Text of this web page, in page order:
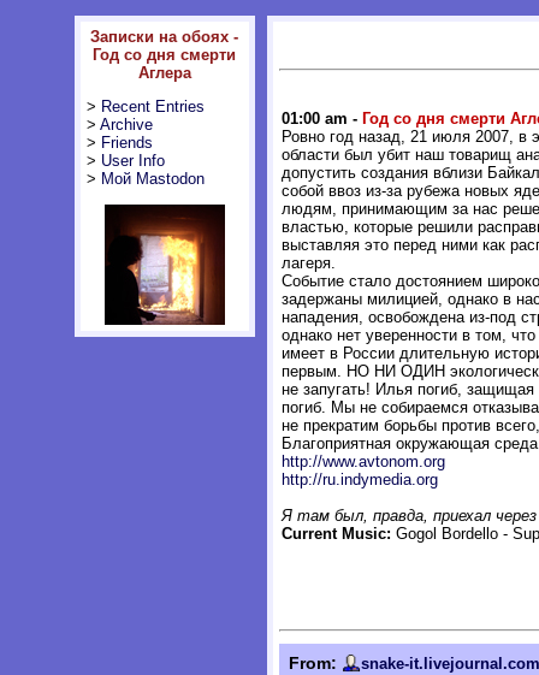
Записки на обоях -
Год со дня смерти
Аглера
> Recent Entries
> Archive
> Friends
> User Info
> Мой Mastodon
01:00 am - Год со дня смерти
Ровно год назад, 21 июля 2007, в
области был убит наш товарищ
допустить создания вблизи
собой ввоз из-за рубежа новых
людям, принимающим за нас
властью, которые решили
выставляя это перед ними как
лагеря.
Событие стало достоянием
задержаны милицией, однако в
нападения, освобождена из-под
однако нет уверенности в том,
имеет в России длительную
первым. НО НИ ОДИН
не запугать! Илья погиб,
погиб. Мы не собираемся
не прекратим борьбы против
Благоприятная окружающая
http://www.avtonom.org
http://ru.indymedia.org
Я там был, правда, приехал
Current Music: Gogol Bordello -
From: snake-it.livejournal.com